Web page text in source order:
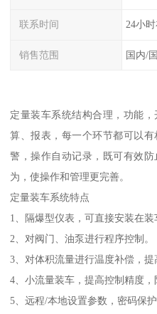
联系时间 24小
销售范围 国内/
定量装车系统结构合理，功能
算、报表，每一个环节都可以
警，操作自动记录，既可有效
为，使操作和管理更完善。
定量装车系统特点
1、隔爆型仪表，可直接安装在装
2、对阀门、油泵进行程序控制。
3、对体积流量进行温度补偿，提
4、小流量装车，提高控制精度，
5、远程/本地设置参数，密码保护